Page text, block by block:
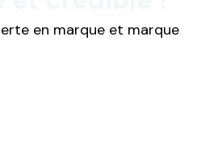
en marque et marque